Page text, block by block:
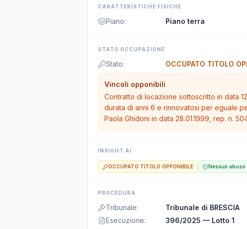
CARATTERISTICHE FISICHE
Piano: Piano terra
STATO OCCUPAZIONE
Stato: OCCUPATO TITOLO
Vincoli opponibili
Contratto di locazione sottoscritto in data
durata di anni 6 e rinnovatosi per eguale
Paola Ghidoni in data 28.01.1999, rep. n.
INSIGHT AI
OCCUPATO TITOLO OPPONIBILE Nessun abuso
PROCEDURA
Tribunale:
Tribunale di BRESCIA
Esecuzione:
396/2025 — Lotto 1